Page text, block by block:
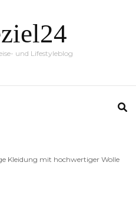
und Lifestyleblog
Kleidung mit hochwertiger Wolle